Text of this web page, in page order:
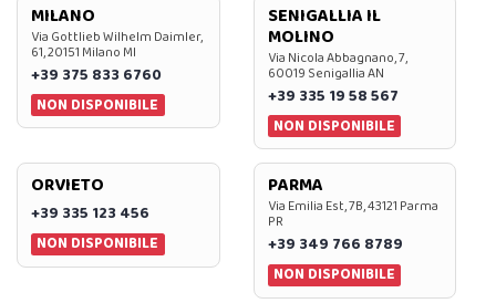
MILANO
Via Gottlieb Wilhelm Daimler,
61, 20151 Milano MI
+39 375 833 6760
NON DISPONIBILE
SENIGALLIA IL
MOLINO
Via Nicola Abbagnano, 7,
60019 Senigallia AN
+39 335 19 58 567
NON DISPONIBILE
ORVIETO
+39 335 123 456
NON DISPONIBILE
PARMA
Via Emilia Est, 7B, 43121 Parma
PR
+39 349 766 8789
NON DISPONIBILE